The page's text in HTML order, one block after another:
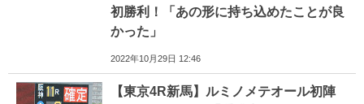
初勝利！「あの形に持ち込めたことが良
かった」
2022年10月29日 12:46
【東京4R新馬】ルミノメテオール初陣